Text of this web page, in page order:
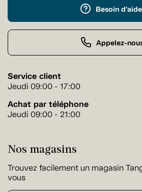
Besoin
Appelez-
Service client
Jeudi 09:00 - 17:00
Achat par téléphone
Jeudi 09:00 - 21:00
Nos magasins
Trouvez facilement un magasin
vous